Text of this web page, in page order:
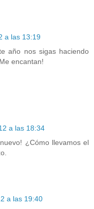
a las 13:19
año nos sigas haciendo
encantan!
a las 18:34
¿Cómo llevamos el
a las 19:40